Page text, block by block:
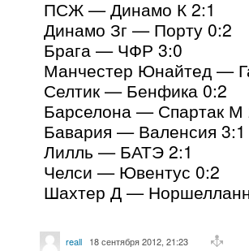
ПСЖ — Динамо К 2:1
Динамо Зг — Порту 0:2
Брага — ЧФР 3:0
Манчестер Юнайтед —
Селтик — Бенфика 0:2
Барселона — Спартак М
Бавария — Валенсия 3:1
Лилль — БАТЭ 2:1
Челси — Ювентус 0:2
Шахтер Д —
reall 18 сентября 2012, 21:23